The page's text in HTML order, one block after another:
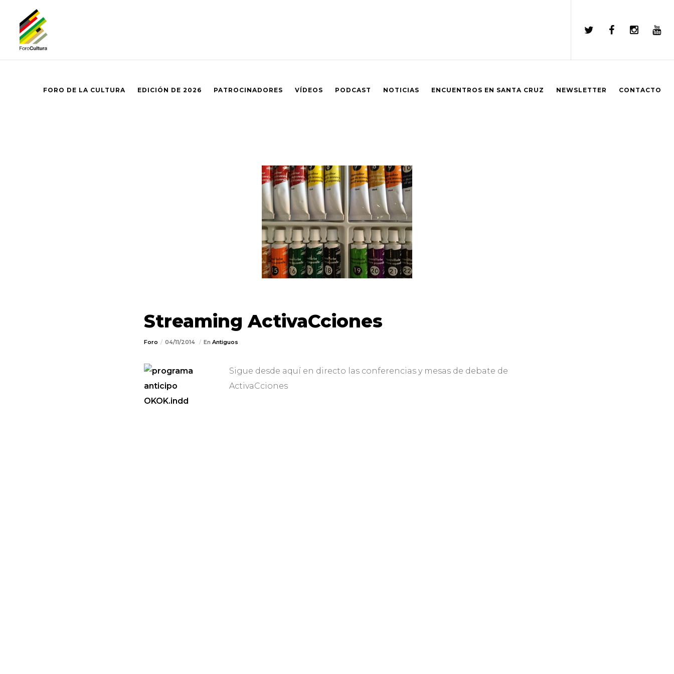
FORO DE LA CULTURA EDICIÓN DE 2026 PATROCINADORES VÍDEOS PODCAST NOTICIAS ENCUENTROS EN SANTA CRUZ NEWSLETTER CONTACTO
Streaming ActivaCciones
Foro 04/11/2014 En Antiguos
Sigue desde aquí en directo las conferencias y mesas de debate de
ActivaCciones